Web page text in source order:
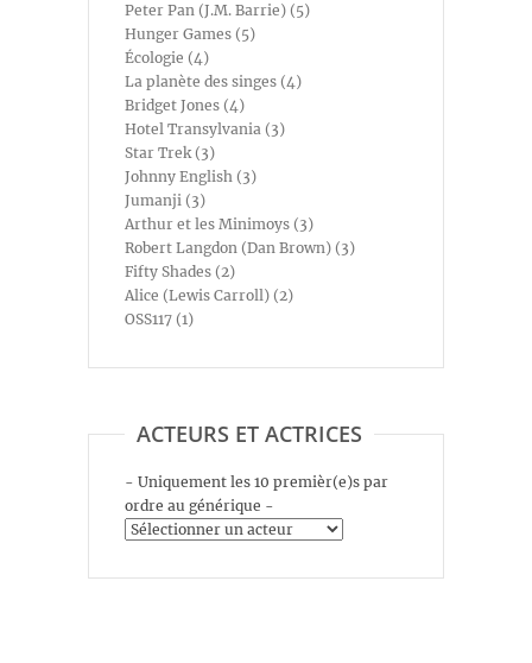
Peter Pan (J.M. Barrie) (5)
Hunger Games (5)
Écologie (4)
La planète des singes (4)
Bridget Jones (4)
Hotel Transylvania (3)
Star Trek (3)
Johnny English (3)
Jumanji (3)
Arthur et les Minimoys (3)
Robert Langdon (Dan Brown) (3)
Fifty Shades (2)
Alice (Lewis Carroll) (2)
OSS117 (1)
ACTEURS ET ACTRICES
- Uniquement les 10 premièr(e)s par
ordre au générique -